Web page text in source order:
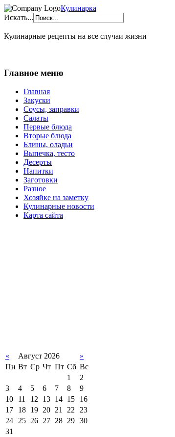
Кулинарка
Искать...
Кулинарные рецепты на все случаи жизни
Главное меню
Главная
Закуски
Соусы, заправки
Салаты
Первые блюда
Вторые блюда
Блины, оладьи
Выпечка, тесто
Десерты
Напитки
Заготовки
Разное
Хозяйке на заметку
Кулинарные новости
Карта сайта
« Август 2026
»
Пн Вт Ср Чт Пт Сб Вс
1
2
3
4 5 6 7 8
9
10
11 12 13 14 15
16
17
18 19 20 21 22 23
24 25 26 27 28 29 30
31